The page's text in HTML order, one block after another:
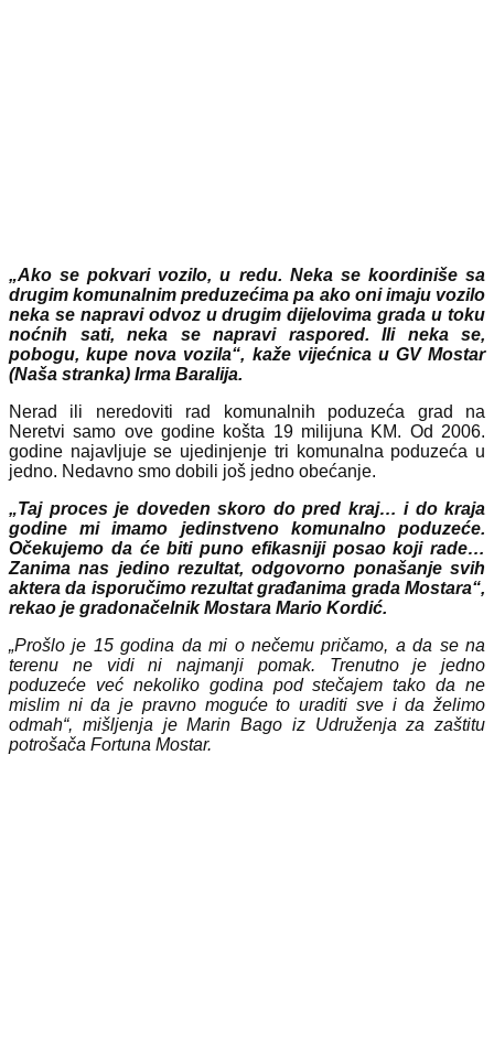
„Ako se pokvari vozilo, u redu. Neka se koordiniše sa
drugim komunalnim preduzećima pa ako oni imaju vozilo
neka se napravi odvoz u drugim dijelovima grada u toku
noćnih sati, neka se napravi raspored. Ili neka se,
pobogu, kupe nova vozila“, kaže vijećnica u GV Mostar
(Naša stranka) Irma Baralija.
Nerad ili neredoviti rad komunalnih poduzeća grad na
Neretvi samo ove godine košta 19 milijuna KM. Od 2006.
godine najavljuje se ujedinjenje tri komunalna poduzeća u
jedno. Nedavno smo dobili još jedno obećanje.
„Taj proces je doveden skoro do pred kraj… i do kraja
godine mi imamo jedinstveno komunalno poduzeće.
Očekujemo da će biti puno efikasniji posao koji rade…
Zanima nas jedino rezultat, odgovorno ponašanje svih
aktera da isporučimo rezultat građanima grada Mostara“,
rekao je gradonačelnik Mostara Mario Kordić.
„Prošlo je 15 godina da mi o nečemu pričamo, a da se na
terenu ne vidi ni najmanji pomak. Trenutno je jedno
poduzeće već nekoliko godina pod stečajem tako da ne
mislim ni da je pravno moguće to uraditi sve i da želimo
odmah“, mišljenja je Marin Bago iz Udruženja za zaštitu
potrošača Fortuna Mostar.